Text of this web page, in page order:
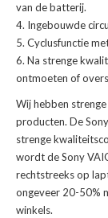
van de batterij.
Ingebouwde
Cyclusfunctie
Na strenge
ontmoeten of
Wij hebben
producten. De
strenge
wordt deSony
rechtstreeks op
ongeveer 20-50%
winkels.